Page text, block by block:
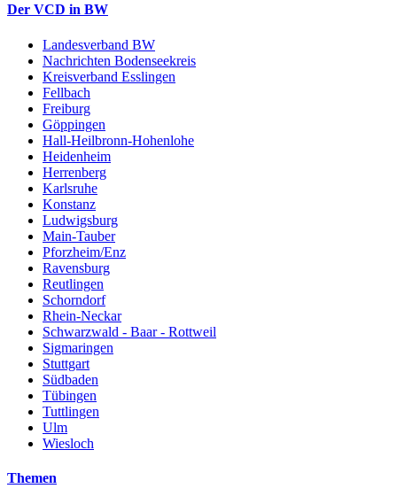
Der VCD in BW
Landesverband BW
Nachrichten Bodenseekreis
Kreisverband Esslingen
Fellbach
Freiburg
Göppingen
Hall-Heilbronn-Hohenlohe
Heidenheim
Herrenberg
Karlsruhe
Konstanz
Ludwigsburg
Main-Tauber
Pforzheim/Enz
Ravensburg
Reutlingen
Schorndorf
Rhein-Neckar
Schwarzwald - Baar - Rottweil
Sigmaringen
Stuttgart
Südbaden
Tübingen
Tuttlingen
Ulm
Wiesloch
Themen